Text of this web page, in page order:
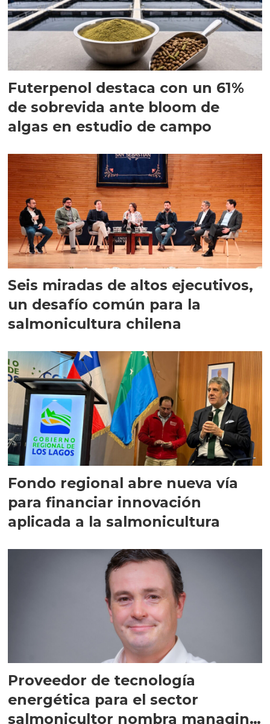
Futerpenol destaca con un 61%
de sobrevida ante bloom de
algas en estudio de campo
Seis miradas de altos ejecutivos,
un desafío común para la
salmonicultura chilena
Fondo regional abre nueva vía
para financiar innovación
aplicada a la salmonicultura
Proveedor de tecnología
energética para el sector
salmonicultor nombra managing